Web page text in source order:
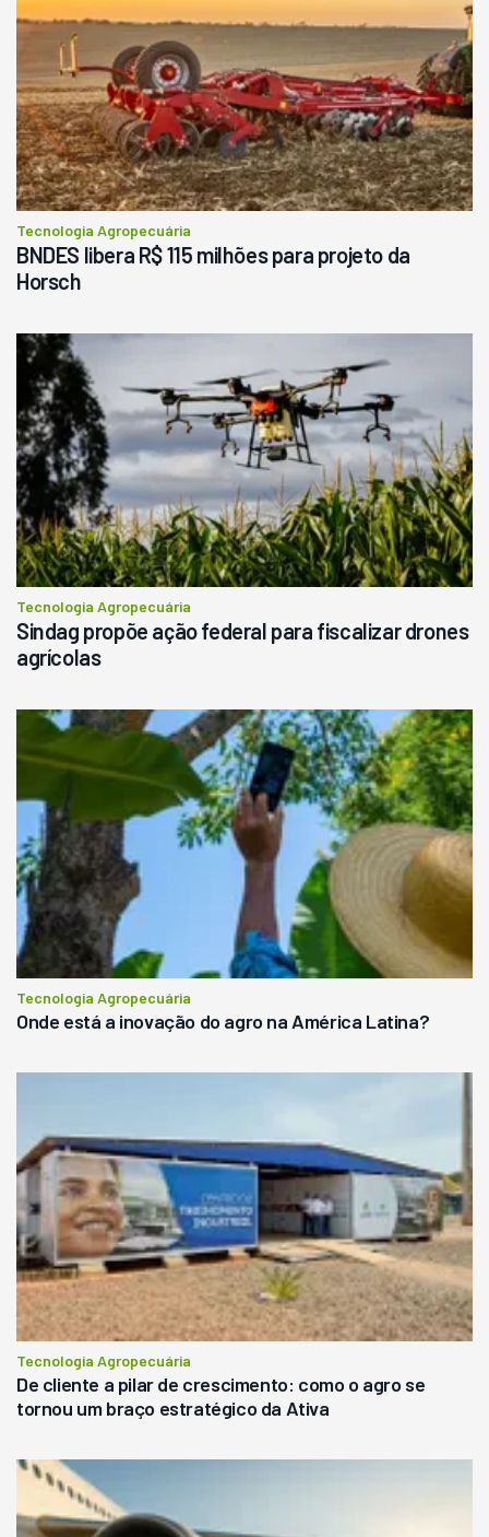
Tecnologia Agropecuária
BNDES libera R$ 115 milhões para projeto da
Horsch
Tecnologia Agropecuária
Sindag propõe ação federal para fiscalizar drones
agrícolas
Tecnologia Agropecuária
Onde está a inovação do agro na América Latina?
Tecnologia Agropecuária
De cliente a pilar de crescimento: como o agro se
tornou um braço estratégico da Ativa